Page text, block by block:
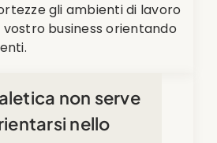
gli ambienti di lavoro
vostro business orientando
non serve
nello